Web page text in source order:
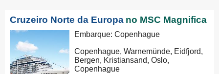
Cruzeiro Norte da Europa no MSC Magnifica
Embarque: Copenhague
Copenhague, Warnemünde, Eidfjord,
Bergen, Kristiansand, Oslo,
Copenhague